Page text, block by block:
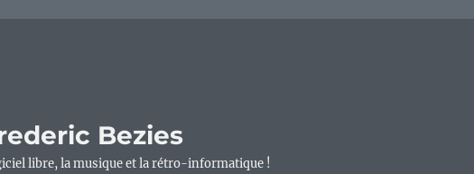
Bezies
libre, la musique et la rétro-informatique !